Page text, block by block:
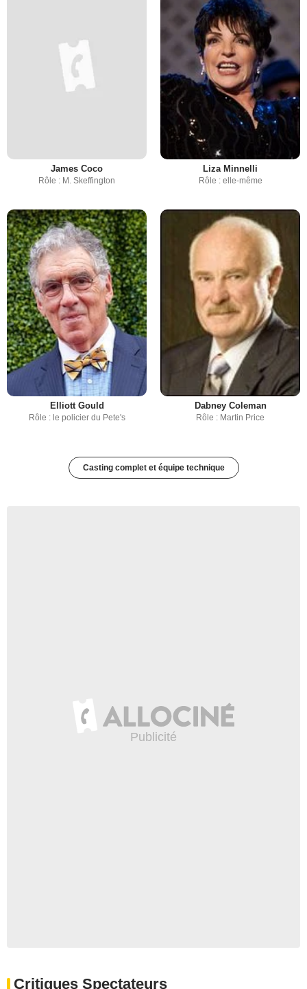
James Coco
Rôle : M. Skeffington
Liza Minnelli
Rôle : elle-même
Elliott Gould
Rôle : le policier du Pete's
Dabney Coleman
Rôle : Martin Price
Casting complet et équipe technique
Critiques Spectateurs